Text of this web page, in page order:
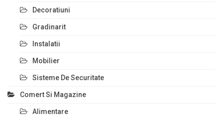
Decoratiuni
Gradinarit
Instalatii
Mobilier
Sisteme De Securitate
Comert Si Magazine
Alimentare